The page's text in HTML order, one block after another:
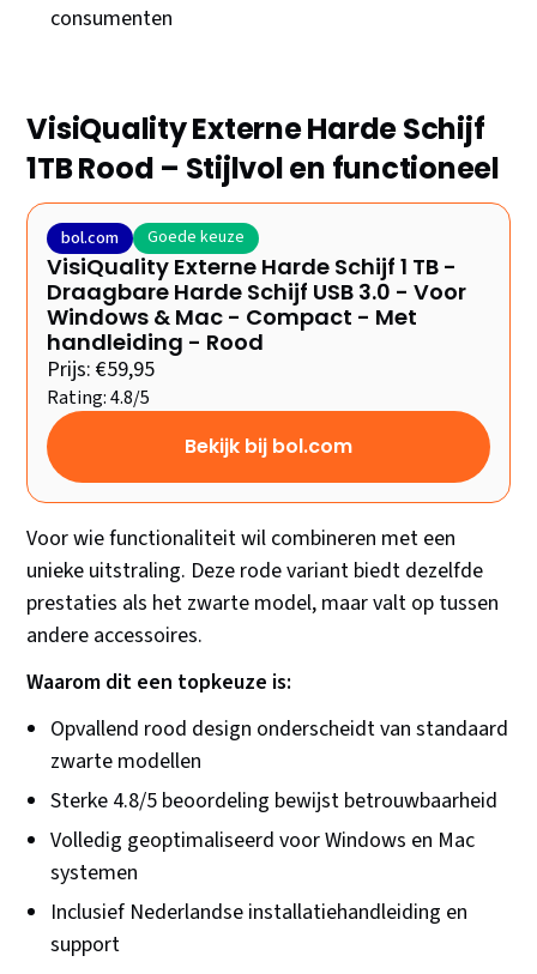
consumenten
VisiQuality Externe Harde Schijf
1TB Rood – Stijlvol en functioneel
bol.com Goede keuze
VisiQuality Externe Harde Schijf 1 TB -
Draagbare Harde Schijf USB 3.0 - Voor
Windows & Mac - Compact - Met
handleiding - Rood
Prijs: €59,95
Rating: 4.8/5
Bekijk bij bol.com
Voor wie functionaliteit wil combineren met een
unieke uitstraling. Deze rode variant biedt dezelfde
prestaties als het zwarte model, maar valt op tussen
andere accessoires.
Waarom dit een topkeuze is:
Opvallend rood design onderscheidt van standaard
zwarte modellen
Sterke 4.8/5 beoordeling bewijst betrouwbaarheid
Volledig geoptimaliseerd voor Windows en Mac
systemen
Inclusief Nederlandse installatiehandleiding en
support